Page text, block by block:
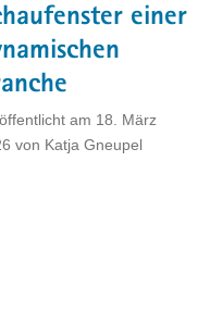
einer
am 18. März
von Katja Gneupel